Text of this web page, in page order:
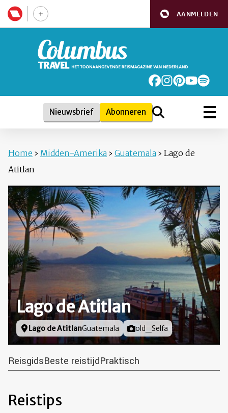
AANMELDEN
Nieuwsbrief Abonneren
Home › Midden-Amerika › Guatemala › Lago de
Atitlan
Lago de Atitlan
Locatie
Lago de AtitlanGuatemala Foto door
old_Selfa
ReisgidsBeste reistijdPraktisch
Reistips